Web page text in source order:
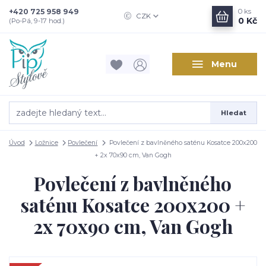
Menu
CZK
Hledat
+420 725 958 949
(Po-Pá, 9-17 hod.)
0 ks
0 Kč
Úvod Ložnice Povlečení
Povlečení z bavlněného saténu Kosatce 200x200
+ 2x 70x90 cm, Van Gogh
Povlečení z bavlněného
saténu Kosatce 200x200 +
2x 70x90 cm, Van Gogh